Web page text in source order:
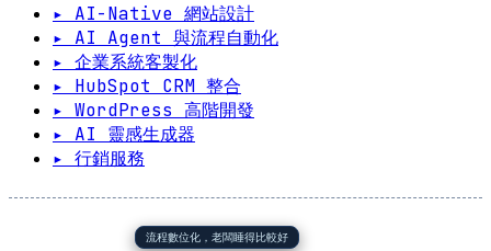
▸ AI-Native 網站設計
▸ AI Agent 與流程自動化
▸ 企業系統客製化
▸ HubSpot CRM 整合
▸ WordPress 高階開發
▸ AI 靈感生成器
▸ 行銷服務
流程數位化，老闆睡得比較好